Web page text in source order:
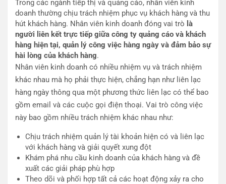
Trong các ngành tiếp thị và quảng cáo, nhân viên kinh
doanh thường chịu trách nhiệm phục vụ khách hàng và thu
hút khách hàng. Nhân viên kinh doanh đóng vai trò là
người liên kết trực tiếp giữa công ty quảng cáo và khách
hàng hiện tại, quản lý công việc hàng ngày và đảm bảo sự
hài lòng của khách hàng.
Nhân viên kinh doanh có nhiều nhiệm vụ và trách nhiệm
khác nhau mà họ phải thực hiện, chẳng hạn như liên lạc
hàng ngày thông qua một phương thức liên lạc có thể bao
gồm email và các cuộc gọi điện thoại. Vai trò công việc
này bao gồm nhiều trách nhiệm khác nhau như:
Chịu trách nhiệm quản lý tài khoản hiện có và liên lạc
với khách hàng và giải quyết xung đột
Khám phá nhu cầu kinh doanh của khách hàng và đề
xuất các giải pháp phù hợp
Theo dõi và phối hợp tất cả các hoạt động xảy ra cho